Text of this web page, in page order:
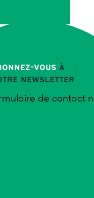
vous à
newsletter
de contact
conduit à
est. Le repérer,
qu’il induit
changements,
confrontés à
conflits
ou
de